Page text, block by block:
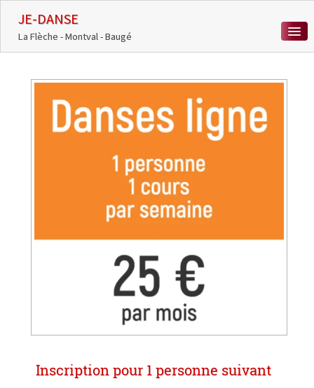
JE-DANSE
La Flèche - Montval - Baugé
ACTUALITÉS
Inscription pour 1 personne suivant